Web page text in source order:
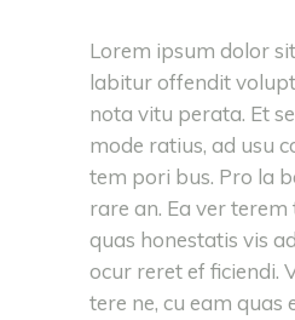
Lorem ipsum dolor
labitur offendit
nota vitu perata. Et
mode ratius, ad usu
tem pori bus. Pro la
rare an. Ea ver terem
quas honestatis vis
ocur reret ef ficiendi.
tere ne, cu eam quas